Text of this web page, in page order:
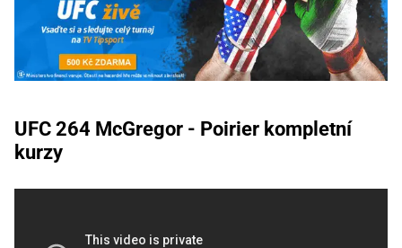
UFC 264 McGregor - Poirier kompletní
kurzy